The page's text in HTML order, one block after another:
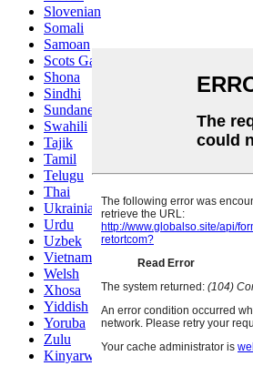
Slovenian
Somali
Samoan
Scots Gaelic
Shona
Sindhi
Sundanese
Swahili
Tajik
Tamil
Telugu
Thai
Ukrainian
Urdu
Uzbek
Vietnamese
Welsh
Xhosa
Yiddish
Yoruba
Zulu
Kinyarwanda